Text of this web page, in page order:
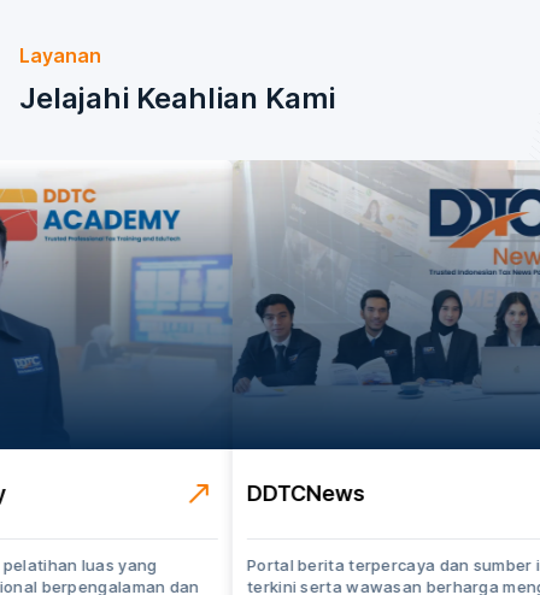
Layanan
Jelajahi Keahlian Kami
luas yang
berpengalaman dan
DDTCNews
Portal berita terpercaya dan sumber
terkini serta wawasan berharga